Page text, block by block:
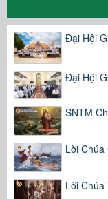
Đại Hội
Đại Hội
SNTM
Lời Chúa
Lời Chúa